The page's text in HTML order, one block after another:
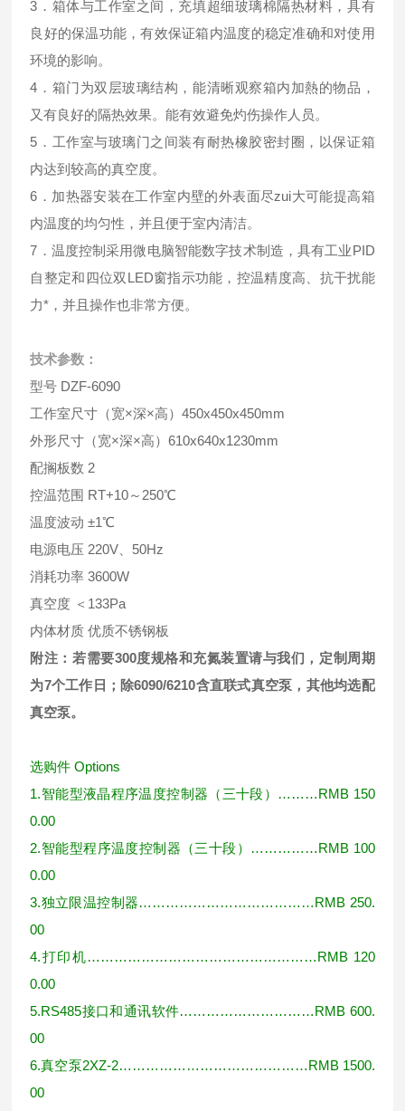
3．箱体与工作室之间，充填超细玻璃棉隔热材料，具有
良好的保温功能，有效保证箱内温度的稳定准确和对使用
环境的影响。
4．箱门为双层玻璃结构，能清晰观察箱内加熱的物品，
又有良好的隔热效果。能有效避免灼伤操作人员。
5．工作室与玻璃门之间装有耐热橡胶密封圈，以保证箱
内达到较高的真空度。
6．加热器安装在工作室内壁的外表面尽zui大可能提高箱
内温度的均匀性，并且便于室内清洁。
7．温度控制采用微电脑智能数字技术制造，具有工业PID
自整定和四位双LED窗指示功能，控温精度高、抗干扰能
力*，并且操作也非常方便。
技术参数：
型号 DZF-6090
工作室尺寸（宽×深×高）450x450x450mm
外形尺寸（宽×深×高）610x640x1230mm
配搁板数 2
控温范围 RT+10～250℃
温度波动 ±1℃
电源电压 220V、50Hz
消耗功率 3600W
真空度 ＜133Pa
内体材质 优质不锈钢板
附注：若需要300度规格和充氮装置请与我们，定制周期
为7个工作日；除6090/6210含直联式真空泵，其他均选配
真空泵。
选购件 Options
1.智能型液晶程序温度控制器（三十段）
………RMB 150
0.00
2.智能型程序温度控制器（三十段）
……………RMB 100
0.00
3.独立限温控制器…………………………………RMB 250.
00
4.打印机……………………………………………RMB 120
0.00
5.RS485接口和通讯软件…………………………RMB 600.
00
6.真空泵2XZ-2……………………………………RMB 1500.
00